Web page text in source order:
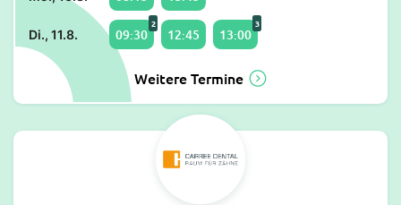
Di., 11.8. 09:30
2
12:45 13:00
3
Weitere Termine